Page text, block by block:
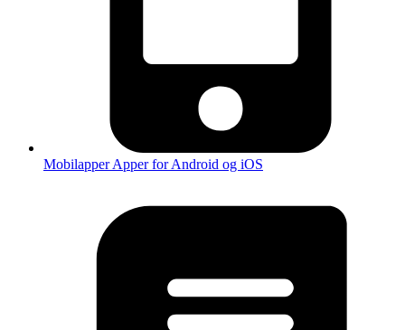
MobilapperApper for Android og iOS